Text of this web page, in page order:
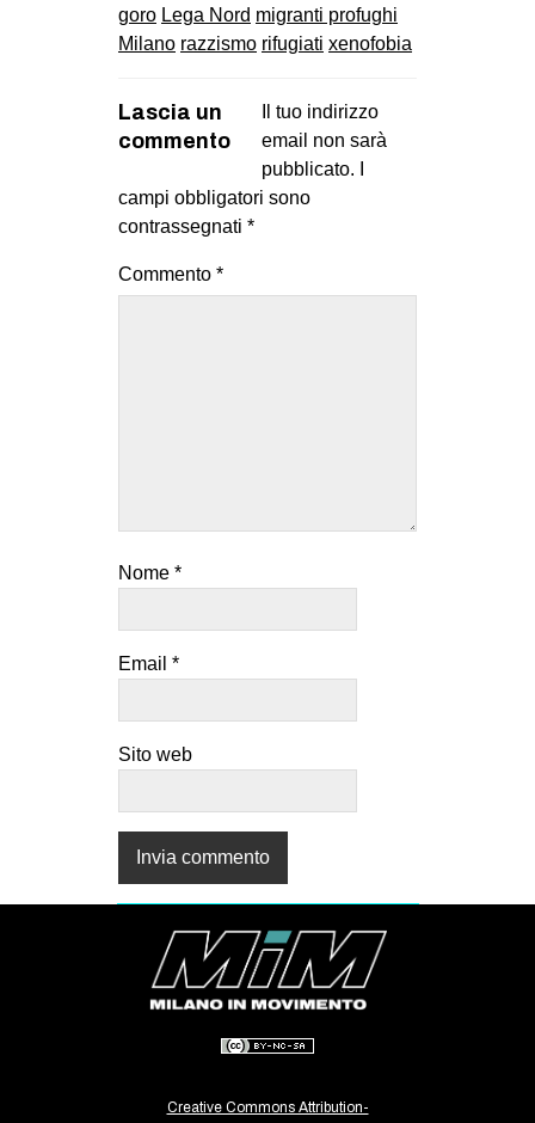
goro Lega Nord migranti profughi
Milano razzismo rifugiati xenofobia
Lascia un
commento
Il tuo indirizzo
email non sarà
pubblicato.
campi obbligatori sono
contrassegnati *
Commento *
Nome *
Email *
Sito web
Creative Commons Attribution-